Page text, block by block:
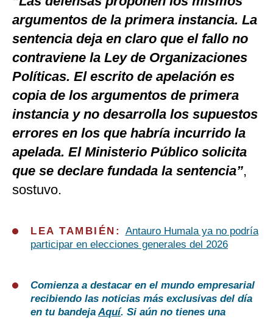
argumentos de la primera instancia. La
sentencia deja en claro que el fallo no
contraviene la Ley de Organizaciones
Políticas. El escrito de apelación es
copia de los argumentos de primera
instancia y no desarrolla los supuestos
errores en los que habría incurrido la
apelada. El Ministerio Público solicita
que se declare fundada la sentencia”,
sostuvo.
LEA TAMBIÉN: Antauro Humala ya no podría
participar en elecciones generales del 2026
Comienza a destacar en el mundo empresarial
recibiendo las noticias más exclusivas del día
en tu bandejaAquí. Si aún no tienes una